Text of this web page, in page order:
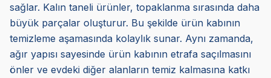
sağlar. Kalın taneli ürünler, topaklanma sırasında daha
büyük parçalar oluşturur. Bu şekilde ürün kabının
temizleme aşamasında kolaylık sunar. Aynı zamanda,
ağır yapısı sayesinde ürün kabının etrafa saçılmasını
önler ve evdeki diğer alanların temiz kalmasına katkı